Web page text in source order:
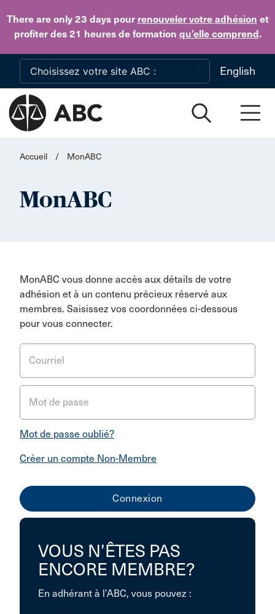
There are only 23 dayspour renouveler votre adhésion et
profiter des 21 heures de formation qu’elle comprend.
Skip to main content
English
Accueil / MonABC
MonABC
MonABC vous donne accès aux détails de votre
adhésion et à un contenu précieux réservé aux
membres. Saisissez vos coordonnées ci-dessous
pour vous connecter.
Courriel
Mot de passe
Mot de passe oublié?
Créer un compte Non-Membre
VOUS N’ÊTES PAS
ENCORE MEMBRE?
En adhérant à l’ABC, vous pouvez :